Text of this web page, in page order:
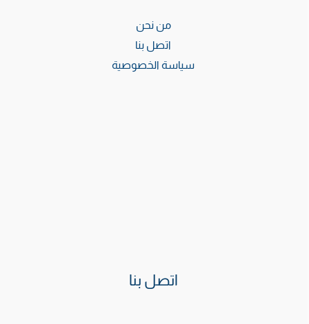
من نحن
اتصل بنا
سياسة الخصوصية
اتصل بنا